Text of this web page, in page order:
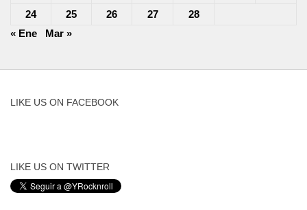
24
25 26 27
28
« Ene
Mar »
LIKE US ON FACEBOOK
LIKE US ON TWITTER